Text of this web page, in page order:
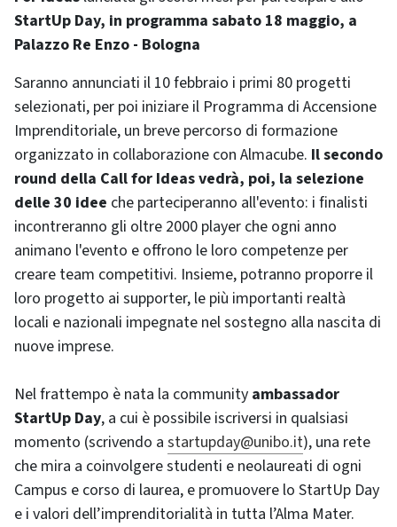
StartUp Day, in programma sabato 18 maggio, a
Palazzo Re Enzo - Bologna
Saranno annunciati il 10 febbraio i primi 80 progetti
selezionati, per poi iniziare il Programma di Accensione
Imprenditoriale, un breve percorso di formazione
organizzato in collaborazione con Almacube. Il secondo
round della Call for Ideas vedrà, poi, la selezione
delle 30 idee che parteciperanno all'evento: i finalisti
incontreranno gli oltre 2000 player che ogni anno
animano l'evento e offrono le loro competenze per
creare team competitivi. Insieme, potranno proporre il
loro progetto ai supporter, le più importanti realtà
locali e nazionali impegnate nel sostegno alla nascita di
nuove imprese.
Nel frattempo è nata la community ambassador
StartUp Day, a cui è possibile iscriversi in qualsiasi
momento (scrivendo a startupday@unibo.it), una rete
che mira a coinvolgere studenti e neolaureati di ogni
Campus e corso di laurea, e promuovere lo StartUp Day
e i valori dell’imprenditorialità in tutta l’Alma Mater.